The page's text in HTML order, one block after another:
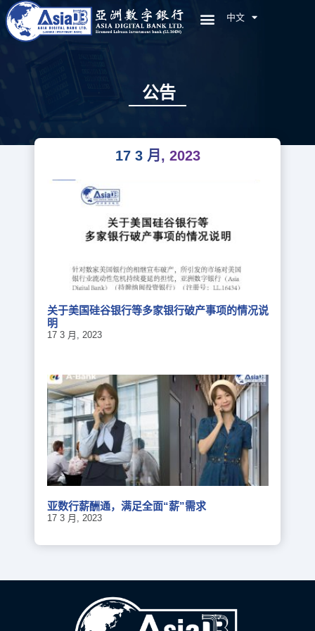
中文
EN
公告
17 3 月, 2023
关于美国硅谷银行等多家银行破产事项的情况说
明
17 3 月, 2023
亚数行薪酬通，满足全面“薪”需求
17 3 月, 2023